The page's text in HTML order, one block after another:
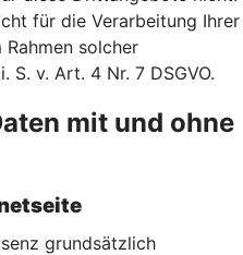
für die Verarbeitung Ihrer
solcher
v. Art. 4 Nr. 7 DSGVO.
mit und ohne
grundsätzlich